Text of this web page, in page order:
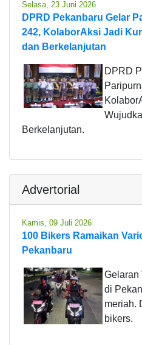
Selasa, 23 Juni 2026
DPRD Pekanbaru Gelar
242, KolaborAksi Jadi
dan Berkelanjutan
DPRD
Berkelanjutan.
Advertorial
Kamis, 09 Juli 2026
100 Bikers Ramaikan
Pekanbaru
Gelaran
di
meriah.
bikers.